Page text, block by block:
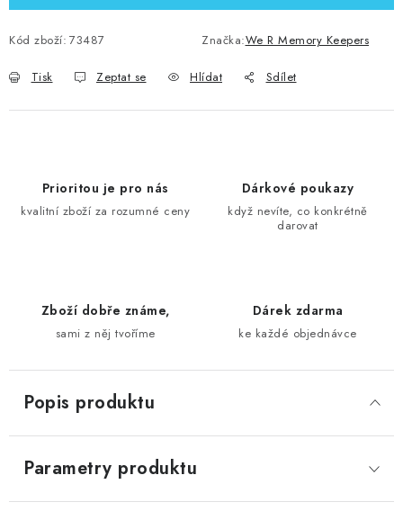
Kód zboží: 73487 Značka:We R Memory Keepers
Tisk Zeptat se Hlídat Sdílet
Prioritou je pro nás
kvalitní zboží za rozumné ceny
Dárkové poukazy
když nevíte, co konkrétně
darovat
Zboží dobře známe,
sami z něj tvoříme
Dárek zdarma
ke každé objednávce
Popis produktu
Parametry produktu